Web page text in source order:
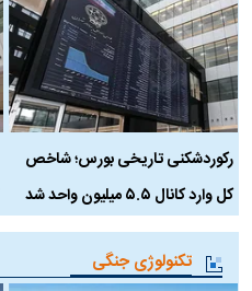
رکوردشکنی تاریخی بورس؛ شاخص
کل وارد کانال ۵.۵ میلیون واحد شد
تکنولوژی جنگی